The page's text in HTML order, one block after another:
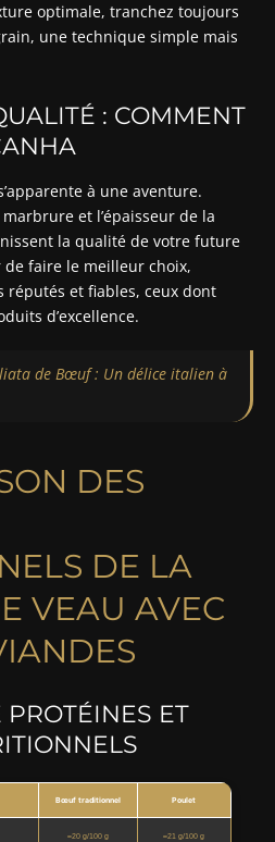
optimale, tranchez toujours
une technique simple mais
: COMMENT
à une aventure.
et l’épaisseur de la
la qualité de votre future
faire le meilleur choix,
réputés et fiables, ceux dont
d’excellence.
de Bœuf : Un délice italien à
DES
DE LA
VEAU AVEC
PROTÉINES ET
Bœuf traditionnel Poulet
≈20 g/100 g ≈21 g/100 g